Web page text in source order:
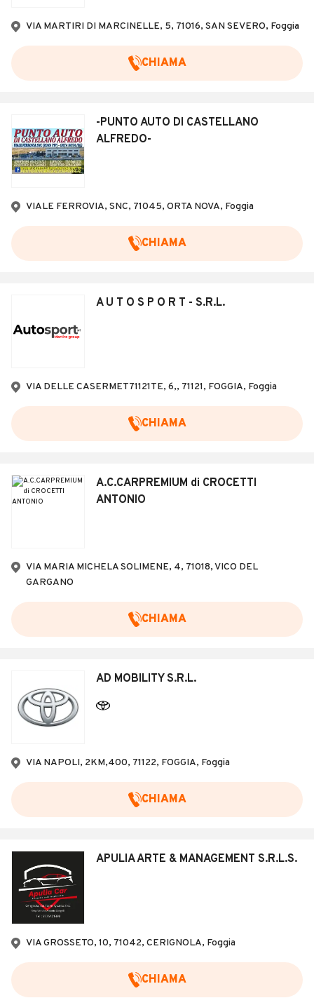
VIA MARTIRI DI MARCINELLE, 5, 71016, SAN SEVERO, Foggia
CHIAMA
-PUNTO AUTO DI CASTELLANO
ALFREDO-
VIALE FERROVIA, SNC, 71045, ORTA NOVA, Foggia
CHIAMA
A U T O S P O R T - S.R.L.
VIA DELLE CASERMET71121TE, 6,, 71121, FOGGIA, Foggia
CHIAMA
A.C.CARPREMIUM di CROCETTI
ANTONIO
VIA MARIA MICHELA SOLIMENE, 4, 71018, VICO DEL
GARGANO
CHIAMA
AD MOBILITY S.R.L.
VIA NAPOLI, 2KM,400, 71122, FOGGIA, Foggia
CHIAMA
APULIA ARTE & MANAGEMENT S.R.L.S.
VIA GROSSETO, 10, 71042, CERIGNOLA, Foggia
CHIAMA